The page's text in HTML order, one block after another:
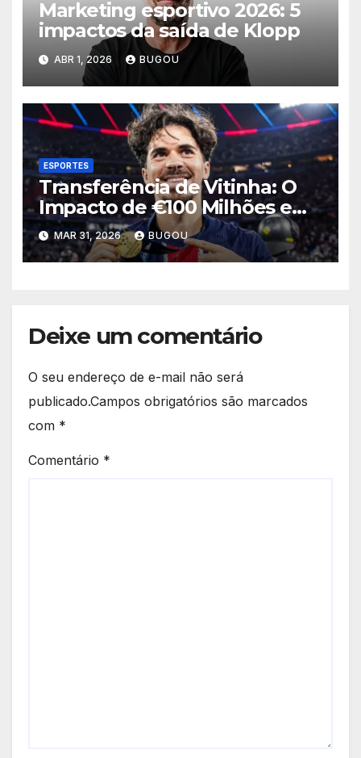
Marketing esportivo 2026: 5
impactos da saída de Klopp
ABR 1, 2026 BUGOU
ESPORTES
Transferência de Vitinha: O
Impacto de €100 Milhões em
2026
MAR 31, 2026 BUGOU
Deixe um comentário
O seu endereço de e-mail não será
publicado.Campos obrigatórios são marcados
com *
Comentário *